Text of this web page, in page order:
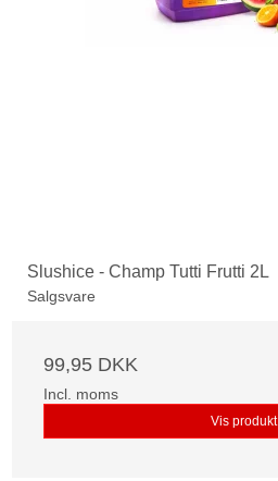
Slushice - Champ Tutti Frutti 2L
Salgsvare
99,95 DKK
Incl. moms
Vis produkt